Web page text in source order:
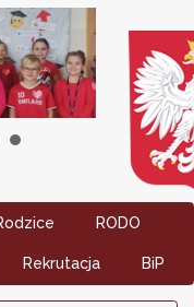
RODO
Rekrutacja BiP